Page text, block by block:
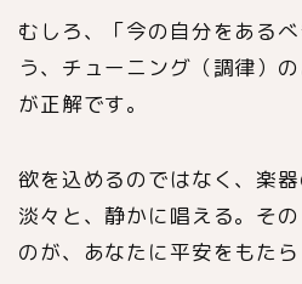
むしろ、「今の自分をある
う、チューニング（調律）
が正解です。
欲を込めるのではなく、楽器
淡々と、静かに唱える。そ
のが、あなたに平安をもたら